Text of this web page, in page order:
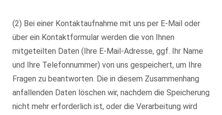
(2) Bei einer Kontaktaufnahme mit uns per E-Mail oder
über ein Kontaktformular werden die von Ihnen
mitgeteilten Daten (Ihre E-Mail-Adresse, ggf. Ihr Name
und Ihre Telefonnummer) von uns gespeichert, um Ihre
Fragen zu beantworten. Die in diesem Zusammenhang
anfallenden Daten löschen wir, nachdem die Speicherung
nicht mehr erforderlich ist, oder die Verarbeitung wird